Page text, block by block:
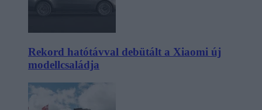
Rekord hatótávval debütált a Xiaomi új
modellcsaládja